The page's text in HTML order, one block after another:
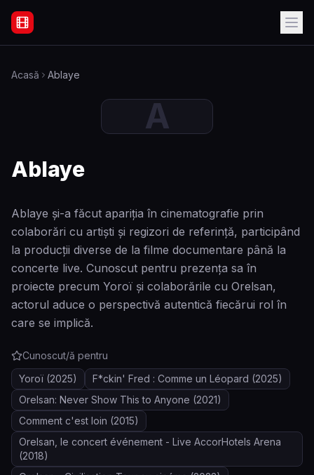
Filme Online Subtitrate - Acasă
Acasă Ablaye
A
Ablaye
Ablaye și-a făcut apariția în cinematografie prin
colaborări cu artiști și regizori de referință, participând
la producții diverse de la filme documentare până la
concerte live. Cunoscut pentru prezența sa în
proiecte precum Yoroï și colaborările cu Orelsan,
actorul aduce o perspectivă autentică fiecărui rol în
care se implică.
Cunoscut/ă pentru
Yoroï (2025) F*ckin' Fred : Comme un Léopard (2025)
Orelsan: Never Show This to Anyone (2021)
Comment c'est loin (2015)
Orelsan, le concert événement - Live AccorHotels Arena
(2018)